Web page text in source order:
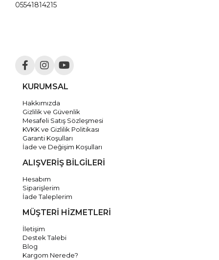
05541814215
KURUMSAL
Hakkımızda
Gizlilik ve Güvenlik
Mesafeli Satış Sözleşmesi
KVKK ve Gizlilik Politikası
Garanti Koşulları
İade ve Değişim Koşulları
ALIŞVERİŞ BİLGİLERİ
Hesabım
Siparişlerim
İade Taleplerim
MÜŞTERİ HİZMETLERİ
İletişim
Destek Talebi
Blog
Kargom Nerede?